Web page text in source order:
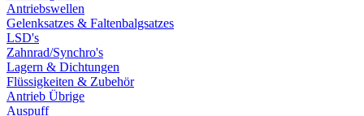
Antriebswellen
Gelenksatzes & Faltenbalgsatzes
LSD's
Zahnrad/Synchro's
Lagern & Dichtungen
Flüssigkeiten & Zubehör
Antrieb Übrige
Auspuff